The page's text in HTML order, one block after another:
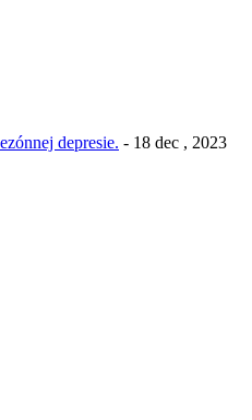
depresie. - 18 dec , 2023